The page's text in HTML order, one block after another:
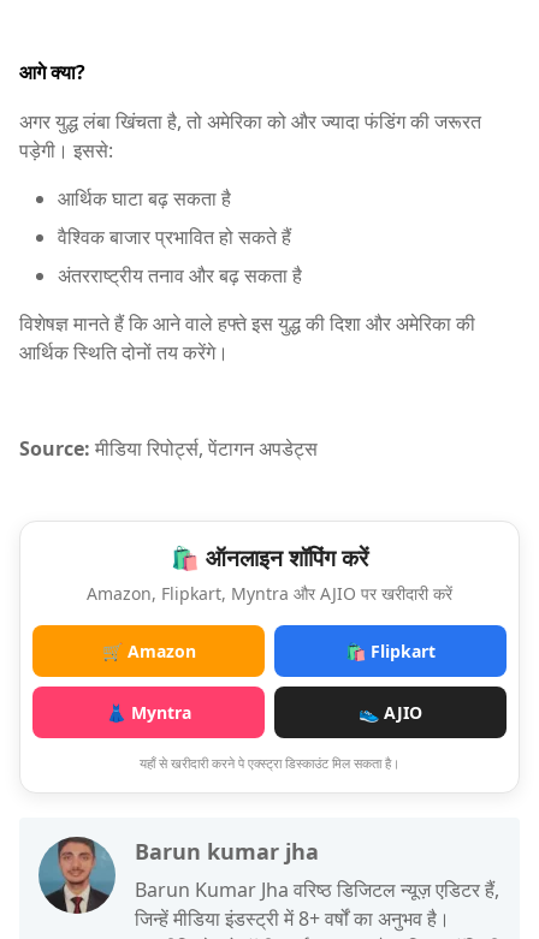
आगे क्या?
अगर युद्ध लंबा खिंचता है, तो अमेरिका को और ज्यादा फंडिंग की जरूरत
पड़ेगी। इससे:
आर्थिक घाटा बढ़ सकता है
वैश्विक बाजार प्रभावित हो सकते हैं
अंतरराष्ट्रीय तनाव और बढ़ सकता है
विशेषज्ञ मानते हैं कि आने वाले हफ्ते इस युद्ध की दिशा और अमेरिका की
आर्थिक स्थिति दोनों तय करेंगे।
Source: मीडिया रिपोर्ट्स, पेंटागन अपडेट्स
🛍️ ऑनलाइन शॉपिंग करें
Amazon, Flipkart, Myntra और AJIO पर खरीदारी करें
🛒 Amazon 🛍️ Flipkart
👗 Myntra 👟 AJIO
यहाँ से खरीदारी करने पे एक्स्ट्रा डिस्काउंट मिल सकता है।
Barun kumar jha
Barun Kumar Jha वरिष्ठ डिजिटल न्यूज़ एडिटर हैं,
जिन्हें मीडिया इंडस्ट्री में 8+ वर्षों का अनुभव है।